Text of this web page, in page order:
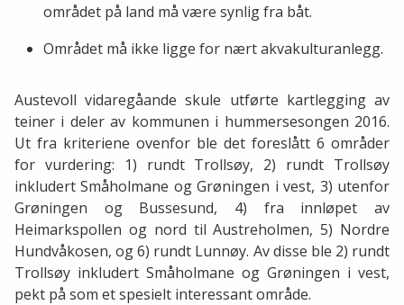
området på land må være synlig fra båt.
Området må ikke ligge for nært akvakulturanlegg.
Austevoll vidaregåande skule utførte kartlegging av
teiner i deler av kommunen i hummersesongen 2016.
Ut fra kriteriene ovenfor ble det foreslått 6 områder
for vurdering: 1) rundt Trollsøy, 2) rundt Trollsøy
inkludert Småholmane og Grøningen i vest, 3) utenfor
Grøningen og Bussesund, 4) fra innløpet av
Heimarkspollen og nord til Austreholmen, 5) Nordre
Hundvåkosen, og 6) rundt Lunnøy. Av disse ble 2) rundt
Trollsøy inkludert Småholmane og Grøningen i vest,
pekt på som et spesielt interessant område.